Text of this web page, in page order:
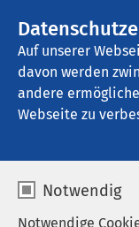
Auf unserer
davon werden
andere
Webseite zu
Notwendig
Notwendige
AMEOS